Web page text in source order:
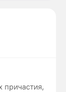
причастия,